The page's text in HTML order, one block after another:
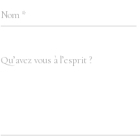
Nom *
Qu’avez vous à l’esprit ?